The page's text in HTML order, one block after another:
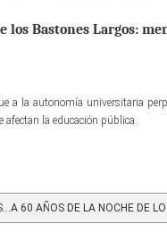
los Bastones Largos:
a la autonomía universitaria
afectan la educación pública.
60 AÑOS DE LA NOCHE DE